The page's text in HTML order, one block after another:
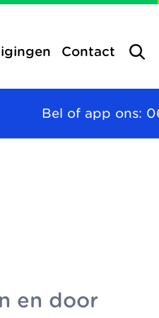
Contact
Bel of app ons:
en door